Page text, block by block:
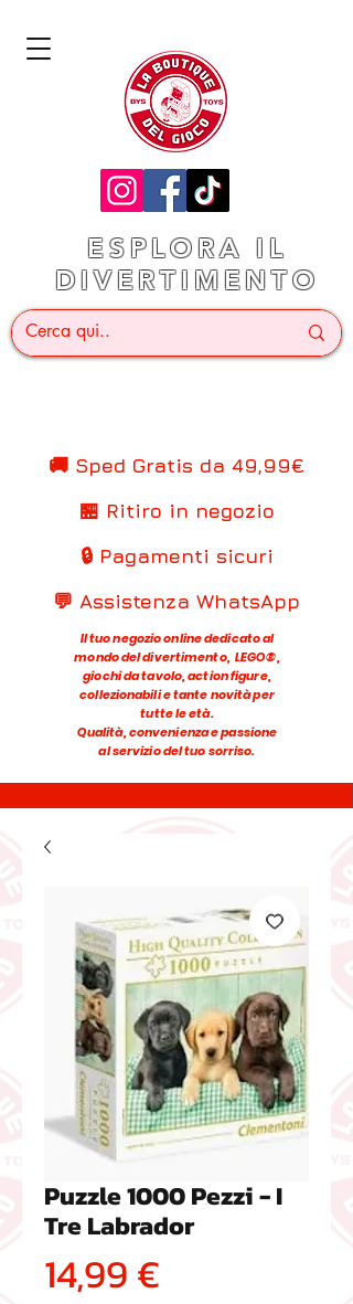
ESPLORA IL
DIVERTIMENTO
🚚 Sped Gratis da 49,99€
🏪 Ritiro in negozio
🔒 Pagamenti sicuri
💬 Assistenza WhatsApp
Il tuo negozio online dedicato al
mondo del divertimento, LEGO®,
giochi da tavolo, action figure,
collezionabili e tante novità per
tutte le età.
Qualità, convenienza e passione
al servizio del tuo sorriso.
Puzzle 1000 Pezzi - I
Tre Labrador
14,99 €